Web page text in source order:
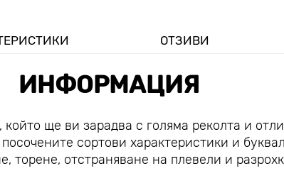
ОТЗИВИ
ИНФОРМАЦИЯ
ще ви зарадва с голяма реколта и
сортови характеристики и
торене, отстраняване на плевели и